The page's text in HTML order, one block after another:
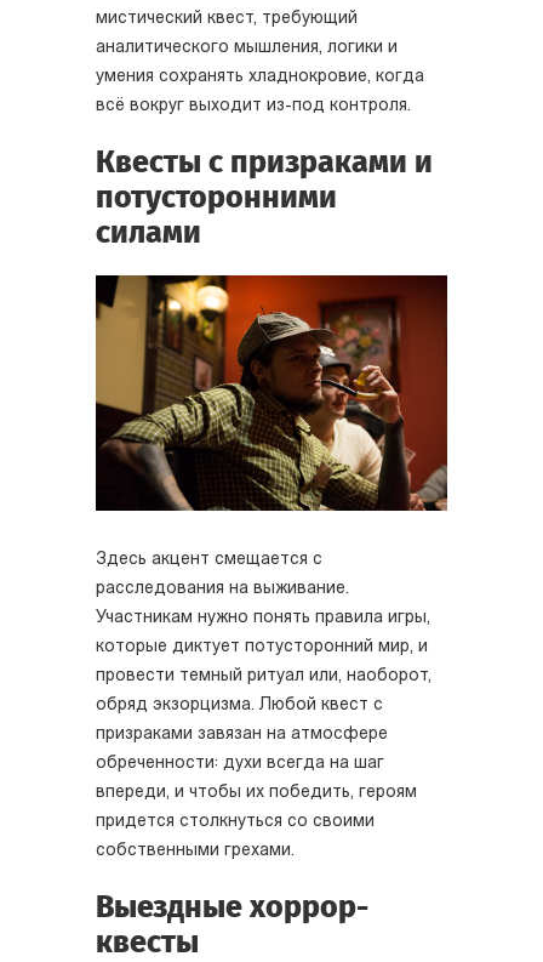
мистический квест, требующий
аналитического мышления, логики и
умения сохранять хладнокровие, когда
всё вокруг выходит из-под контроля.
Квесты с призраками и
потусторонними
силами
Здесь акцент смещается с
расследования на выживание.
Участникам нужно понять правила игры,
которые диктует потусторонний мир, и
провести темный ритуал или, наоборот,
обряд экзорцизма. Любой квест с
призраками завязан на атмосфере
обреченности: духи всегда на шаг
впереди, и чтобы их победить, героям
придется столкнуться со своими
собственными грехами.
Выездные хоррор-
квесты